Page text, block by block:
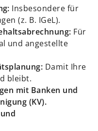
Insbesondere für
(z. B. IGeL).
Für
und angestellte
Damit Ihre
bleibt.
mit Banken und
(KV).